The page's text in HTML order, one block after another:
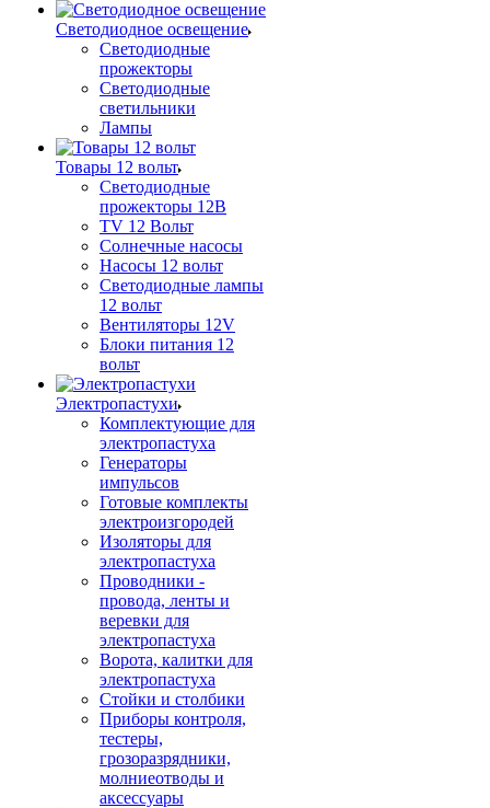
Светодиодное освещение
Светодиодные
прожекторы
Светодиодные
светильники
Лампы
Товары 12 вольт
Светодиодные
прожекторы 12В
TV 12 Вольт
Солнечные насосы
Насосы 12 вольт
Светодиодные лампы
12 вольт
Вентиляторы 12V
Блоки питания 12
вольт
Электропастухи
Комплектующие для
электропастуха
Генераторы
импульсов
Готовые комплекты
электроизгородей
Изоляторы для
электропастуха
Проводники -
провода, ленты и
веревки для
электропастуха
Ворота, калитки для
электропастуха
Стойки и столбики
Приборы контроля,
тестеры,
грозоразрядники,
молниеотводы и
аксессуары